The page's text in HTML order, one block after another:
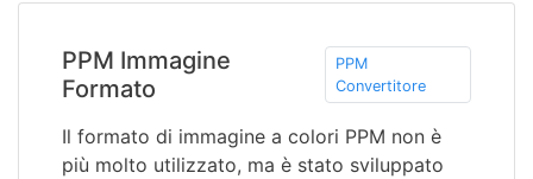
PPM Immagine
Formato
PPM
Convertitore
Il formato di immagine a colori PPM non è
più molto utilizzato, ma è stato sviluppato